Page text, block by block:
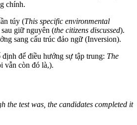
chính.
túy (This specific environmental
giữ nguyên (the citizens discussed).
sang cấu trúc đảo ngữ (Inversion).
để điều hướng sự tập trung: The
vẫn còn đó là,).
the test was, the candidates completed it